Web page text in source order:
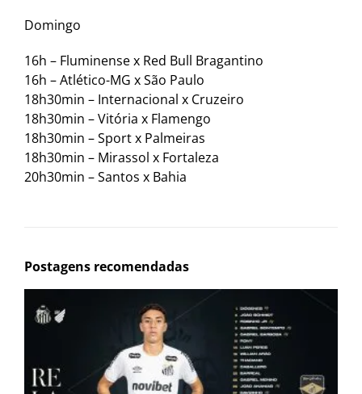
Domingo
16h – Fluminense x Red Bull Bragantino
16h – Atlético-MG x São Paulo
18h30min – Internacional x Cruzeiro
18h30min – Vitória x Flamengo
18h30min – Sport x Palmeiras
18h30min – Mirassol x Fortaleza
20h30min – Santos x Bahia
Postagens recomendadas